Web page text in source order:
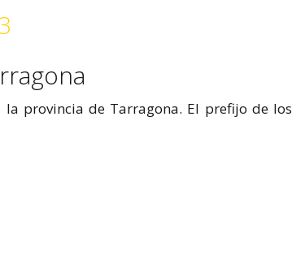
la provincia de Tarragona. El prefijo de los